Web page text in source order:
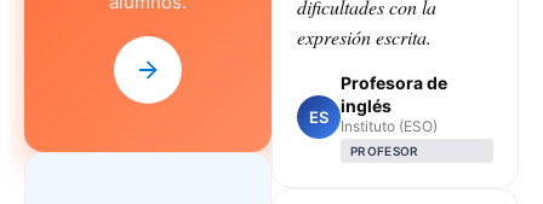
dificultades con la
expresión escrita.
ES
Profesora de
inglés
Instituto (ESO)
PROFESOR